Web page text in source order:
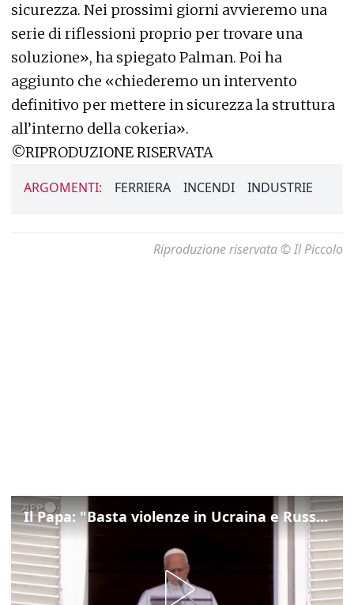
sicurezza. Nei prossimi giorni avvieremo una
serie di riflessioni proprio per trovare una
soluzione», ha spiegato Palman. Poi ha
aggiunto che «chiederemo un intervento
definitivo per mettere in sicurezza la struttura
all’interno della cokeria».
©RIPRODUZIONE RISERVATA
ARGOMENTI: FERRIERA INCENDI INDUSTRIE
Riproduzione riservata © Il Piccolo
Il Papa: "Basta violenze in Ucraina e Russia, spazio a diplomazia"